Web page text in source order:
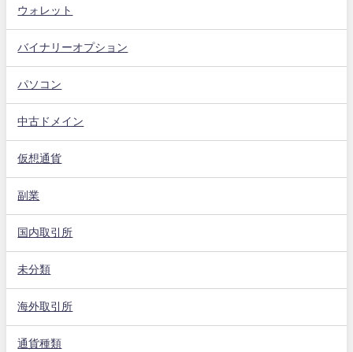
ウォレット
バイナリーオプション
パソコン
中古ドメイン
仮想通貨
副業
国内取引所
未分類
海外取引所
通貨種類